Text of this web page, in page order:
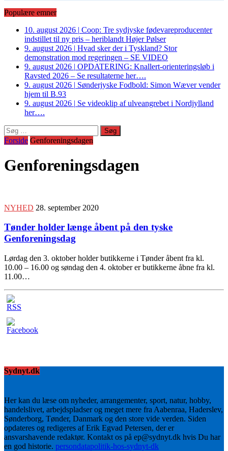
Populære emner
10. august 2026 | Coop: Tre sydjyske fødevareproducenter
indstillet til ny pris – heriblandt Højer Pølser
9. august 2026 | Hvad sker der i Tyskland? Stor
demonstration mod regeringen – SE VIDEO
9. august 2026 | OPDATERING: Knallert-orienteringsløb i
Ravsted 2026 – Se resultaterne her….
9. august 2026 | Sønderjyske Fodbold: Simon Wæver vender
hjem til B.93
9. august 2026 | Se videoklip af ulveangrebet i Nordjylland
her….
Søg
efter:
Forside Genforeningsdagen
Genforeningsdagen
NYHED 28. september 2020
Tønder holder længe åbent på den tyske
Genforeningsdag
Lørdag den 3. oktober holder butikkerne i Tønder åbent fra kl.
10.00 – 16.00 og søndag den 4. oktober er butikkerne åbne fra kl.
11.00…
Sydnyt.dk
Her kan du læse om nyheder, arrangementer, sport, natur, hobby,
handelslivet, arbejdspladser og meget mere fra Aabenraa, Haderslev,
Sønderborg, Tønder, Danmark og den store vide verden. Siden
opdateres og redigeres af Erik Egvad Petersen, der er
ansvarshavende redaktør. Kontakt os på ep@sydnyt.dk hvis Du har
en god historie. persondatapolitik-hos-sydnyt-dk